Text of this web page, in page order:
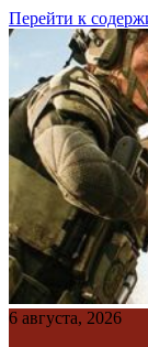
Перейти к
6 августа, 2026